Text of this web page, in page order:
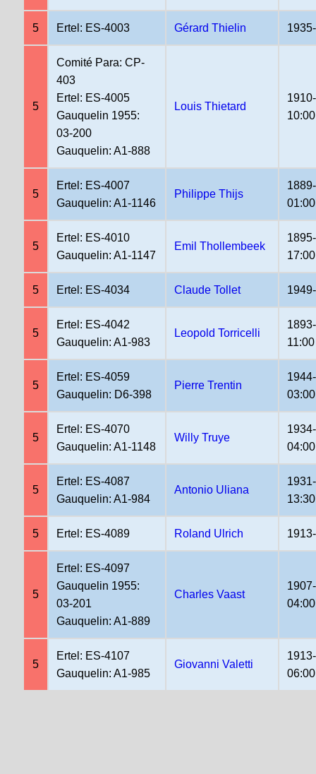
5 Ertel: ES-4003 Gérard Thielin
5
Comité Para: CP-
403
Ertel: ES-4005
Gauquelin 1955:
03-200
Gauquelin: A1-888
Louis Thietard
10:00
5
Ertel: ES-4007
Gauquelin: A1-1146
Philippe Thijs
01:00
5
Ertel: ES-4010
Gauquelin: A1-1147
Emil Thollembeek
17:00
5 Ertel: ES-4034 Claude Tollet
5
Ertel: ES-4042
Gauquelin: A1-983
Leopold Torricelli
11:00
5
Ertel: ES-4059
Gauquelin: D6-398
Pierre Trentin
03:00
5
Ertel: ES-4070
Gauquelin: A1-1148
Willy Truye
04:00
5
Ertel: ES-4087
Gauquelin: A1-984
Antonio Uliana
13:30
5 Ertel: ES-4089 Roland Ulrich
5
Ertel: ES-4097
Gauquelin 1955:
03-201
Gauquelin: A1-889
Charles Vaast
04:00
5
Ertel: ES-4107
Gauquelin: A1-985
Giovanni Valetti
06:00